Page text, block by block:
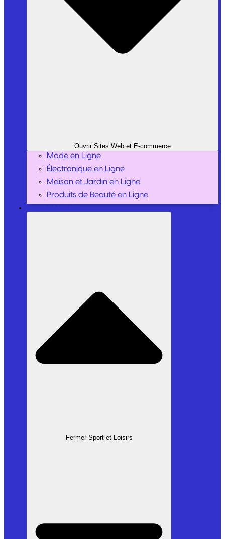
Ouvrir Sites Web et E-commerce
Mode en Ligne
Électronique en Ligne
Maison et Jardin en Ligne
Produits de Beauté en Ligne
Sport et Loisirs
Fermer Sport et Loisirs